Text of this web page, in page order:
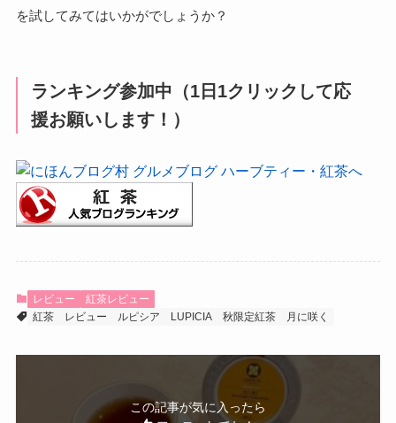
を試してみてはいかがでしょうか？
ランキング参加中（1日1クリックして応
援お願いします！）
レビュー
紅茶レビュー
紅茶
レビュー ルピシア LUPICIA 秋限定紅茶 月に咲く
この記事が気に入ったら